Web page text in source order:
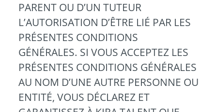
PARENT OU D’UN TUTEUR
L’AUTORISATION D’ÊTRE LIÉ PAR LES
PRÉSENTES CONDITIONS
GÉNÉRALES. SI VOUS ACCEPTEZ LES
PRÉSENTES CONDITIONS GÉNÉRALES
AU NOM D’UNE AUTRE PERSONNE OU
ENTITÉ, VOUS DÉCLAREZ ET